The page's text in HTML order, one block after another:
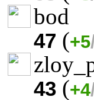
bod
47 (+5
43 (+4